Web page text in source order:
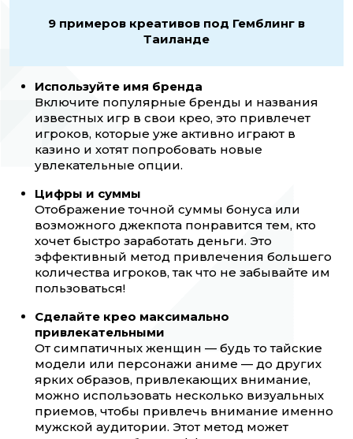
9 примеров креативов под Гемблинг в
Таиланде
Используйте имя бренда
Включите популярные бренды и названия
известных игр в свои крео, это привлечет
игроков, которые уже активно играют в
казино и хотят попробовать новые
увлекательные опции.
Цифры и суммы
Отображение точной суммы бонуса или
возможного джекпота понравится тем, кто
хочет быстро заработать деньги. Это
эффективный метод привлечения большего
количества игроков, так что не забывайте им
пользоваться!
Сделайте крео максимально
привлекательными
От симпатичных женщин — будь то тайские
модели или персонажи аниме — до других
ярких образов, привлекающих внимание,
можно использовать несколько визуальных
приемов, чтобы привлечь внимание именно
мужской аудитории. Этот метод может